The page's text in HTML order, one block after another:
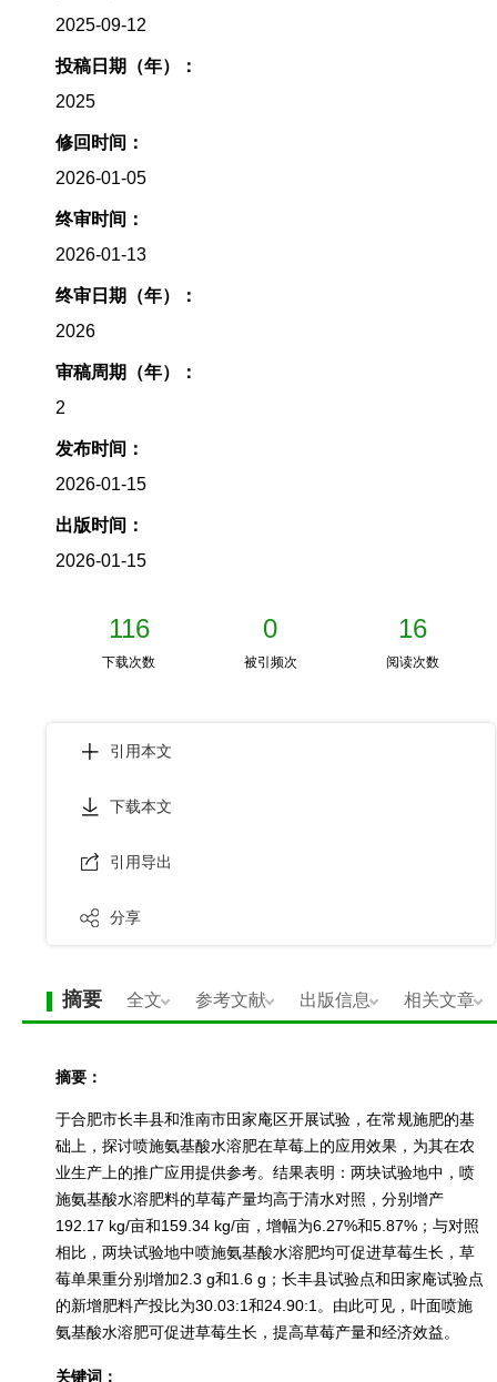
2025-09-12
投稿日期（年）：
2025
修回时间：
2026-01-05
终审时间：
2026-01-13
终审日期（年）：
2026
审稿周期（年）：
2
发布时间：
2026-01-15
出版时间：
2026-01-15
116 0 16
下载次数 被引频次 阅读次数
引用本文
下载本文
引用导出
分享
摘要 全文 参考文献 出版信息 相关文章
摘要：
于合肥市长丰县和淮南市田家庵区开展试验，在常规施肥的基
础上，探讨喷施氨基酸水溶肥在草莓上的应用效果，为其在农
业生产上的推广应用提供参考。结果表明：两块试验地中，喷
施氨基酸水溶肥料的草莓产量均高于清水对照，分别增产
192.17 kg/亩和159.34 kg/亩，增幅为6.27%和5.87%；与对照
相比，两块试验地中喷施氨基酸水溶肥均可促进草莓生长，草
莓单果重分别增加2.3 g和1.6 g；长丰县试验点和田家庵试验点
的新增肥料产投比为30.03:1和24.90:1。由此可见，叶面喷施
氨基酸水溶肥可促进草莓生长，提高草莓产量和经济效益。
关键词：